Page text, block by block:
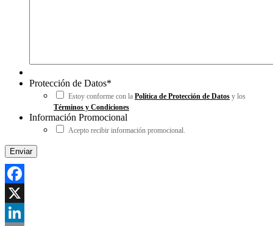
Protección de Datos*
Estoy conforme con la Política de Protección de Datos y los
Términos y Condiciones
Información Promocional
Acepto recibir información promocional.
Facebook
X